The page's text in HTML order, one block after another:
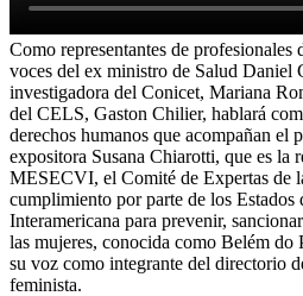
Como representantes de profesionales
voces del ex ministro de Salud Daniel
investigadora del Conicet, Mariana
del CELS, Gaston Chilier, hablará
derechos humanos que acompañan el
expositora Susana Chiarotti, que es la
MESECVI, el Comité de Expertas de
cumplimiento por parte de los Estados
Interamericana para prevenir,
las mujeres, conocida como Belém do
su voz como integrante del directorio
feminista.